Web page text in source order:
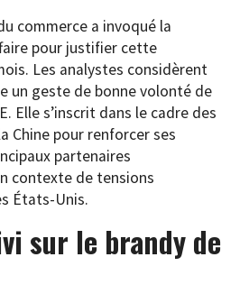
commerce a invoqué la
pour justifier cette
Les analystes considèrent
un geste de bonne volonté de
Elle s’inscrit dans le cadre des
Chine pour renforcer ses
partenaires
contexte de tensions
États-Unis.
sur le brandy de